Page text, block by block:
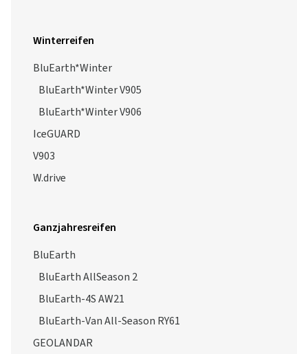
Winterreifen
BluEarth*Winter
BluEarth*Winter V905
BluEarth*Winter V906
IceGUARD
V903
W.drive
Ganzjahresreifen
BluEarth
BluEarth AllSeason 2
BluEarth-4S AW21
BluEarth-Van All-Season RY61
GEOLANDAR